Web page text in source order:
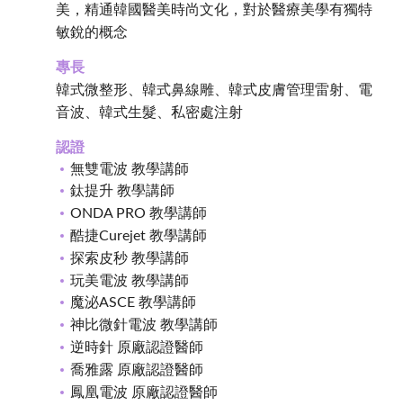
美，精通韓國醫美時尚文化，對於醫療美學有獨特
敏銳的概念
專長
韓式微整形、韓式鼻線雕、​韓式皮膚管理雷射、電
音波、韓式生髮、私密處注射
認證
無雙電波 教學講師
鈦提升 教學講師
ONDA PRO 教學講師
酷捷Curejet 教學講師
探索皮秒 教學講師
玩美電波 教學講師
魔泌ASCE 教學講師
神比微針電波 教學講師
逆時針 原廠認證醫師
喬雅露 原廠認證醫師
鳳凰電波 原廠認證醫師